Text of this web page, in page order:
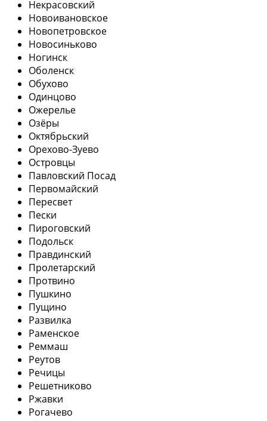
Некрасовский
Новоивановское
Новопетровское
Новосиньково
Ногинск
Оболенск
Обухово
Одинцово
Ожерелье
Озёры
Октябрьский
Орехово-Зуево
Островцы
Павловский Посад
Первомайский
Пересвет
Пески
Пироговский
Подольск
Правдинский
Пролетарский
Протвино
Пушкино
Пущино
Развилка
Раменское
Реммаш
Реутов
Речицы
Решетниково
Ржавки
Рогачево